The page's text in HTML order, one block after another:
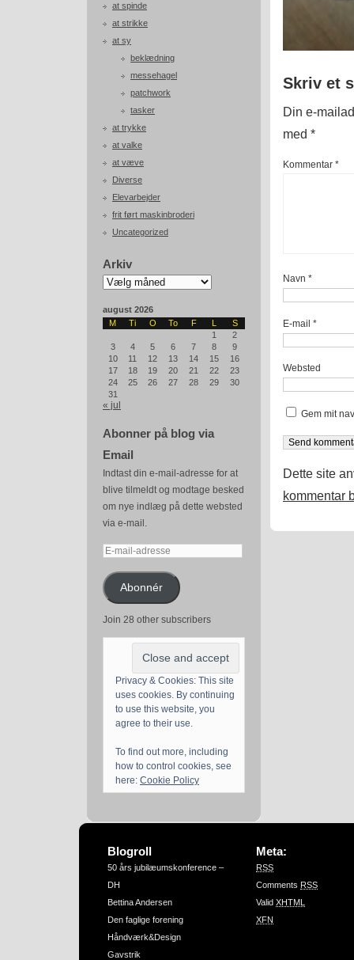
at spinde
at strikke
at sy
beklædning
messehagel
patchwork
tasker
at trykke
at valke
at væve
Diverse
Elevarbejder
frit ført maskinbroderi
Uncategorized
Arkiv
Arkiv
august 2026
M
Ti O To F L
S
1
2
3
4 5 6 7 8
9
10
11 12 13 14 15
16
17
18 19 20 21 22
23
24
25 26 27 28 29
30
31
« jul
Abonner på blog via
Email
Indtast din e-mail-adresse for at
blive tilmeldt og modtage besked
om nye indlæg på dette websted
via e-mail.
E-
adresseAbonnér
Join 28 other subscribers
Privacy & Cookies: This site
uses cookies. By continuing
to use this website, you
agree to their use.
To find out more, including
how to control cookies, see
here: Cookie Policy
Skriv et
Din e-
med *
Kommentar *
Navn *
E-mail *
Websted
Gem mit
Dette site
kommentar
Blogroll
50 års jubilæumskonference –
DH
Bettina Andersen
Den faglige forening
Håndværk&Design
Gavstrik
Meta:
RSS
Comments RSS
Valid XHTML
XFN